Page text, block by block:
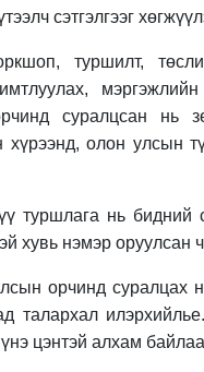
сэтгэлгээг
туршилт,
суралцсан нь
хүрээнд, олон улсын
туршлага нь бидний
хувь нэмэр оруулсан
орчинд суралцах
талархал
цэнтэй алхам